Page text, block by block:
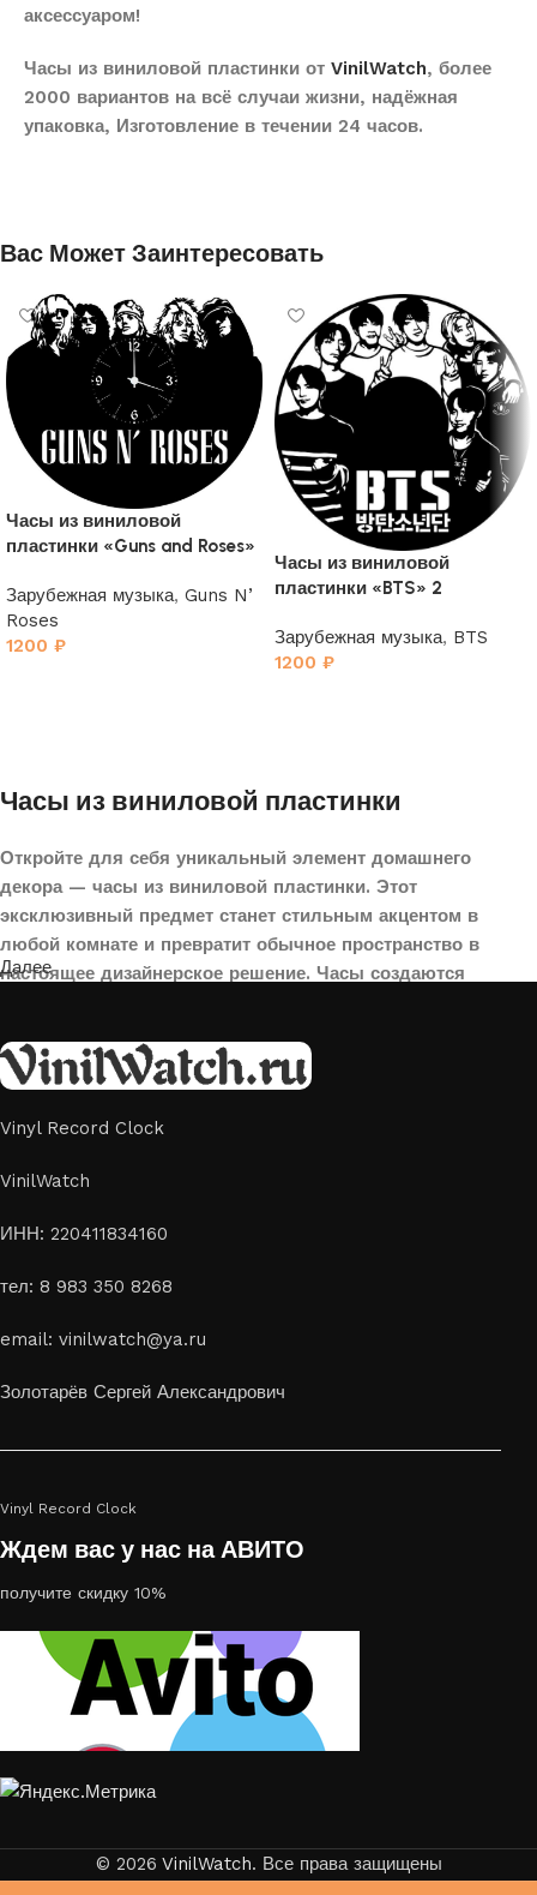
аксессуаром!
Часы из виниловой пластинки от VinilWatch, более
2000 вариантов на всё случаи жизни, надёжная
упаковка, Изготовление в течении 24 часов.
Вас Может Заинтересовать
Часы из виниловой
пластинки «Guns and Roses»
Зарубежная музыка, Guns N’
Roses
1200 ₽
Часы из виниловой
пластинки «BTS» 2
Зарубежная музыка, BTS
1200 ₽
Часы из виниловой пластинки
Откройте для себя уникальный элемент домашнего
декора — часы из виниловой пластинки. Этот
эксклюзивный предмет станет стильным акцентом в
любой комнате и превратит обычное пространство в
настоящее дизайнерское решение. Часы создаются
аксессуар идеально подойдет для гостиной, спальни,
офиса или даже для оформления кафе, студии или
творческого пространства.
Картины на стекле и дереве
Лазерная гравировка на стекле или дереве, оригинальный
или украсить свой дом
украсить пространство, лазерная гравировка фото по дереву
Далее
Vinyl Record Clock
VinilWatch
ИНН: 220411834160
тел: 8 983 350 8268
email: vinilwatch@ya.ru
Золотарёв Сергей Александрович
Vinyl Record Clock
Ждем вас у нас на АВИТО
получите скидку 10%
© 2026 VinilWatch. Все права защищены